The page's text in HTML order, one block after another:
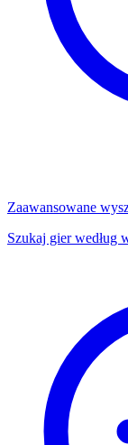
Zaawansowane
Szukaj gier według